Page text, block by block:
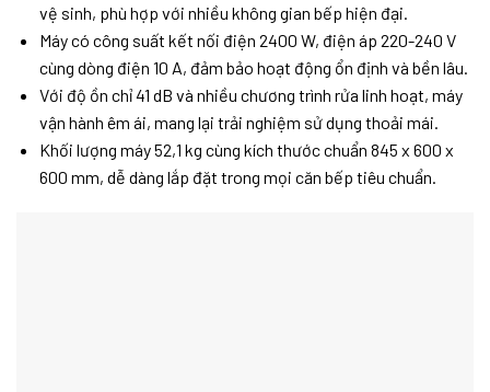
vệ sinh, phù hợp với nhiều không gian bếp hiện đại.
Máy có công suất kết nối điện 2400 W, điện áp 220-240 V
cùng dòng điện 10 A, đảm bảo hoạt động ổn định và bền lâu.
Với độ ồn chỉ 41 dB và nhiều chương trình rửa linh hoạt, máy
vận hành êm ái, mang lại trải nghiệm sử dụng thoải mái.
Khối lượng máy 52,1 kg cùng kích thước chuẩn 845 x 600 x
600 mm, dễ dàng lắp đặt trong mọi căn bếp tiêu chuẩn.